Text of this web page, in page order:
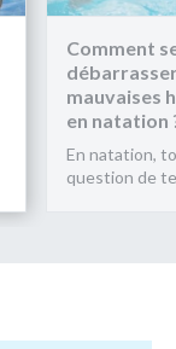
Comment
mauvaises
en natation
En natation,
question de